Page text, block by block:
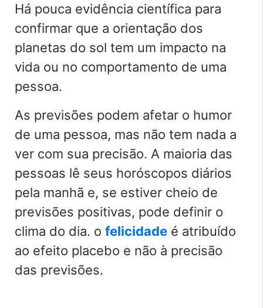
Há pouca evidência científica para
confirmar que a orientação dos
planetas do sol tem um impacto na
vida ou no comportamento de uma
pessoa.
As previsões podem afetar o humor
de uma pessoa, mas não tem nada a
ver com sua precisão. A maioria das
pessoas lê seus horóscopos diários
pela manhã e, se estiver cheio de
previsões positivas, pode definir o
clima do dia. o felicidade é atribuído
ao efeito placebo e não à precisão
das previsões.